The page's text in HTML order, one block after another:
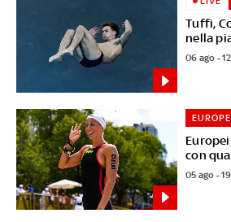
Tuffi,
nella
06 ago -
con
05 ago -